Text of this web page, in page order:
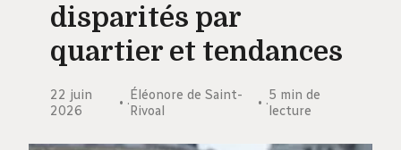
Immobilier
disparités par
quartier et tendances
22 juin
2026
·Éléonore de Saint-
Rivoal
·5 min de
lecture